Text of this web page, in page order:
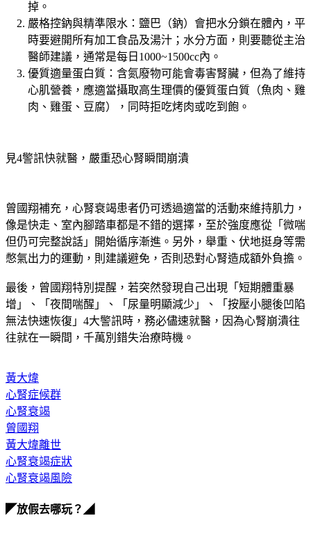
掉。
嚴格控鈉與精準限水： 鹽巴（鈉）會把水分鎖在體內，平
時要避開所有加工食品及湯汁；水分方面，則要聽從主治
醫師建議，通常是每日1000~1500cc內。
優質適量蛋白質： 含氮廢物可能會毒害腎臟，但為了維持
心肌營養，應適當攝取高生理價的優質蛋白質（魚肉、雞
肉、雞蛋、豆腐），同時拒吃烤肉或吃到飽。
見4警訊快就醫，嚴重恐心腎瞬間崩潰
曾國翔補充，心腎衰竭患者仍可透過適當的活動來維持肌力，
像是快走、室內腳踏車都是不錯的選擇，至於強度應從「微喘
但仍可完整說話」開始循序漸進。另外，舉重、伏地挺身等需
憋氣出力的運動，則建議避免，否則恐對心腎造成額外負擔。
最後，曾國翔特別提醒，若突然發現自己出現「短期體重暴
增」、「夜間喘醒」、「尿量明顯減少」、「按壓小腿後凹陷
無法快速恢復」4大警訊時，務必儘速就醫，因為心腎崩潰往
往就在一瞬間，千萬別錯失治療時機。
黃大煒
心腎症候群
心腎衰竭
曾國翔
黃大煒離世
心腎衰竭症狀
心腎衰竭風險
◤放假去哪玩？◢